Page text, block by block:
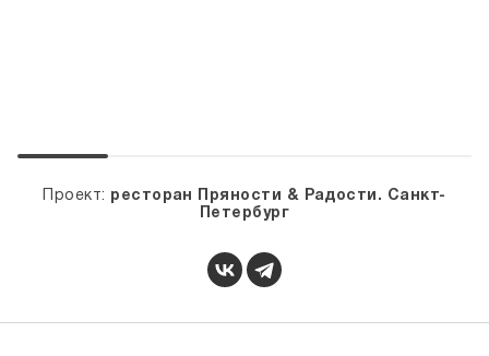
Проект: ресторан Пряности & Радости. Санкт-
Петербург